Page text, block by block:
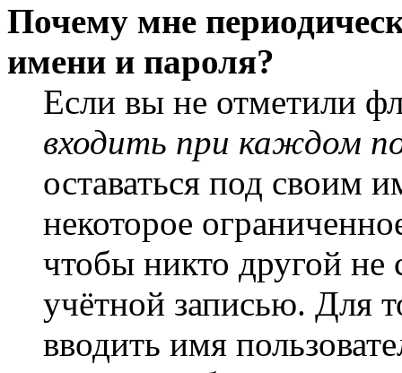
Почему мне
имени и пароля?
Если вы не отметили
входить при каждом
оставаться под своим
некоторое
чтобы никто другой не
учётной записью. Для
вводить имя